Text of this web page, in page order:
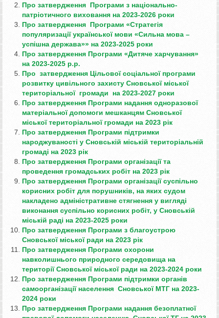
Про затвердження Програми з національно-
патріотичного виховання на 2023-2026 роки
Про затвердження Програми «Стратегія
популяризації української мови «Сильна мова –
успішна держава»» на 2023-2025 роки
Про затвердження Програми «Дитяче харчування»
на 2023-2025 р.р.
Про затвердження Цільової соціальної програми
розвитку цивільного захисту Сновської міської
територіальної громади на 2023-2027 роки
Про затвердження Програми надання одноразової
матеріальної допомоги мешканцям Сновської
міської територіальної громади на 2023 рік
Про затвердження Програми підтримки
народжуваності у Сновській міській територіальній
громаді на 2023 рік
Про затвердження Програми організації та
проведення громадських робіт на 2023 рік
Про затвердження Програми організації суспільно
корисних робіт для порушників, на яких судом
накладено адміністративне стягнення у вигляді
виконання суспільно корисних робіт, у Сновській
міській раді на 2023-2025 роки
Про затвердження Програми з благоустрою
Сновської міської ради на 2023 рік
Про затвердження Програми охорони
навколишнього природного середовища на
території Сновської міської ради на 2023-2024 роки
Про затвердження Програми підтримки органів
самоорганізації населення Сновської МТГ на 2023-
2024 роки
Про затвердження Програми надання безоплатної